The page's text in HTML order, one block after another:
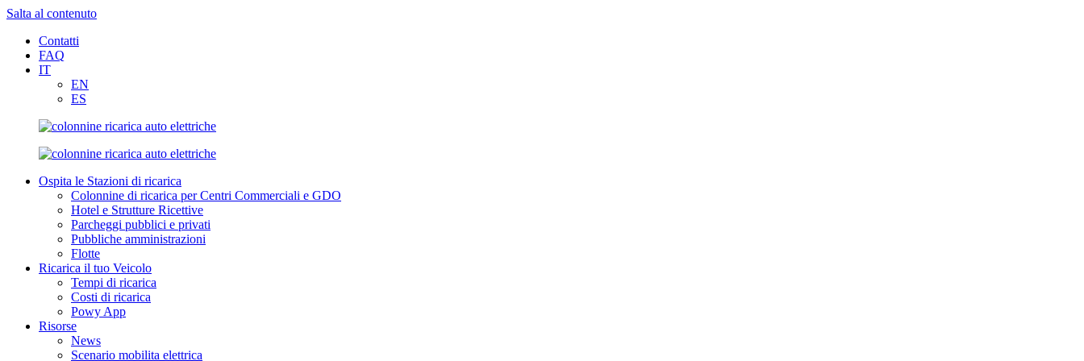
Salta al contenuto
Contatti
FAQ
IT
EN
ES
Ospita le Stazioni di ricarica
Colonnine di ricarica per Centri Commerciali e GDO
Hotel e Strutture Ricettive
Parcheggi pubblici e privati
Pubbliche amministrazioni
Flotte
Ricarica il tuo Veicolo
Tempi di ricarica
Costi di ricarica
Powy App
Risorse
News
Scenario mobilita elettrica